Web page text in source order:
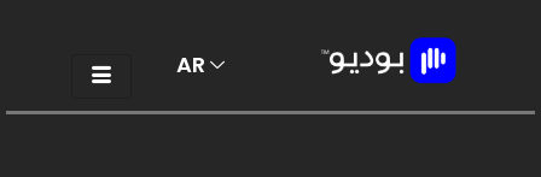
AR